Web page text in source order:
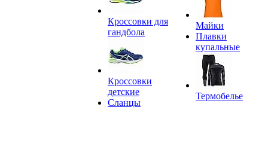
Кроссовки для
гандбола
Кроссовки
детские
Сланцы
Майки
Плавки
купальные
Термобелье